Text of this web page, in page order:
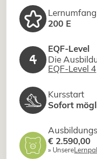
Lernumfang
200 E
4
EQF-Level
Die
EQF-Level 4
Kursstart
Sofort
€ 2.590,00
» Unsere